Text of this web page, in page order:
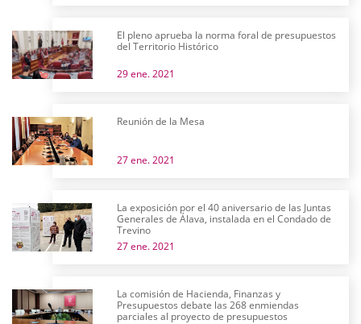
El pleno aprueba la norma foral de presupuestos
del Territorio Histórico
29 ene. 2021
Reunión de la Mesa
27 ene. 2021
La exposición por el 40 aniversario de las Juntas
Generales de Álava, instalada en el Condado de
Trevino
27 ene. 2021
La comisión de Hacienda, Finanzas y
Presupuestos debate las 268 enmiendas
parciales al proyecto de presupuestos